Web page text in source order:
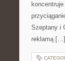
Szeptany i
reklamą […]